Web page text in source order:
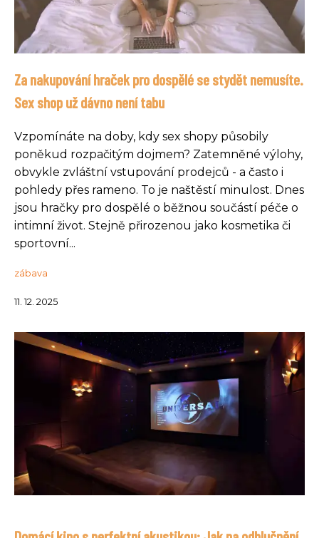
Za nakupování hraček pro dospělé se stydět nemusíte.
Sex shop už dávno není tabu
Vzpomínáte na doby, kdy sex shopy působily
poněkud rozpačitým dojmem? Zatemněné výlohy,
obvykle zvláštní vstupování prodejců - a často i
pohledy přes rameno. To je naštěstí minulost. Dnes
jsou hračky pro dospělé o běžnou součástí péče o
intimní život. Stejně přirozenou jako kosmetika či
sportovní...
zábava
11. 12. 2025